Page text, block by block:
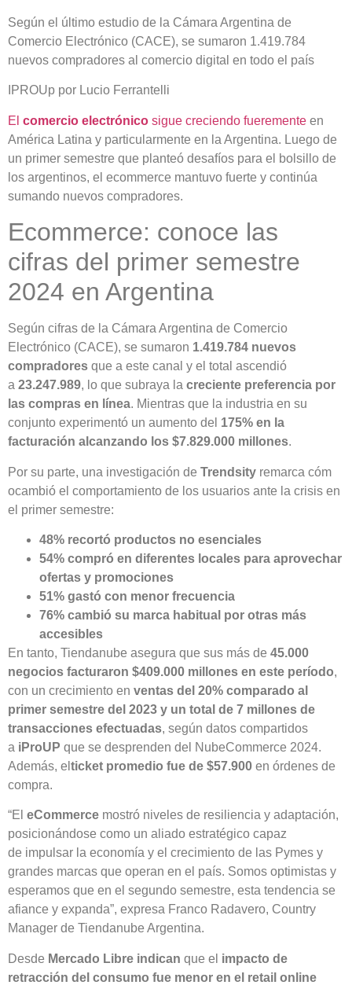
Según el último estudio de la Cámara Argentina de
Comercio Electrónico (CACE), se sumaron 1.419.784
nuevos compradores al comercio digital en todo el país
IPROUp por Lucio Ferrantelli
El comercio electrónico sigue creciendo fueremente en
América Latina y particularmente en la Argentina. Luego de
un primer semestre que planteó desafíos para el bolsillo de
los argentinos, el ecommerce mantuvo fuerte y continúa
sumando nuevos compradores.
Ecommerce: conoce las
cifras del primer semestre
2024 en Argentina
Según cifras de la Cámara Argentina de Comercio
Electrónico (CACE), se sumaron 1.419.784 nuevos
compradores que a este canal y el total ascendió
a 23.247.989, lo que subraya la creciente preferencia por
las compras en línea. Mientras que la industria en su
conjunto experimentó un aumento del 175% en la
facturación alcanzando los $7.829.000 millones.
Por su parte, una investigación de Trendsity remarca cóm
ocambió el comportamiento de los usuarios ante la crisis en
el primer semestre:
48% recortó productos no esenciales
54% compró en diferentes locales para aprovechar
ofertas y promociones
51% gastó con menor frecuencia
76% cambió su marca habitual por otras más
accesibles
En tanto, Tiendanube asegura que sus más de 45.000
negocios facturaron $409.000 millones en este período,
con un crecimiento en ventas del 20% comparado al
primer semestre del 2023 y un total de 7 millones de
transacciones efectuadas, según datos compartidos
a iProUP que se desprenden del NubeCommerce 2024.
Además, el ticket promedio fue de $57.900 en órdenes de
compra.
“El eCommerce mostró niveles de resiliencia y adaptación,
posicionándose como un aliado estratégico capaz
de impulsar la economía y el crecimiento de las Pymes y
grandes marcas que operan en el país. Somos optimistas y
esperamos que en el segundo semestre, esta tendencia se
afiance y expanda”, expresa Franco Radavero, Country
Manager de Tiendanube Argentina.
Desde Mercado Libre indican que el impacto de
retracción del consumo fue menor en el retail online